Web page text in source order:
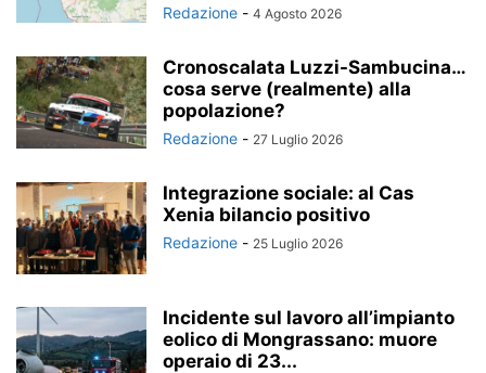
Redazione - 4 Agosto 2026
Cronoscalata Luzzi-Sambucina…
cosa serve (realmente) alla
popolazione?
Redazione - 27 Luglio 2026
Integrazione sociale: al Cas
Xenia bilancio positivo
Redazione - 25 Luglio 2026
Incidente sul lavoro all’impianto
eolico di Mongrassano: muore
operaio di 23...